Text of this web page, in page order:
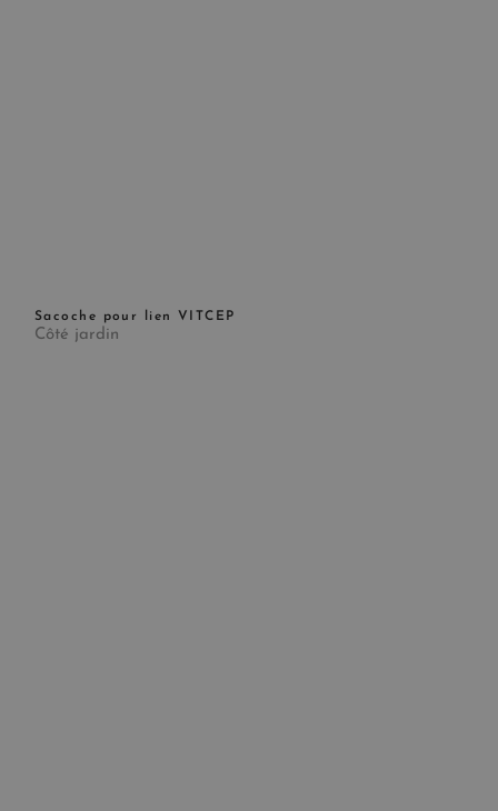
Sacoche pour lien VITCEP
Côté jardin